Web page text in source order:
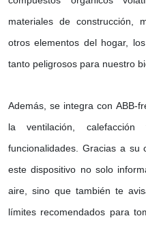
materiales de construcción,
otros elementos del hogar,
tanto peligrosos para nuestro
Además, se integra con ABB-
la ventilación, calefacción
funcionalidades. Gracias a su
este dispositivo no solo
aire, sino que también te
límites recomendados para